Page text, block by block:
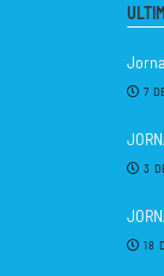
7
3
18